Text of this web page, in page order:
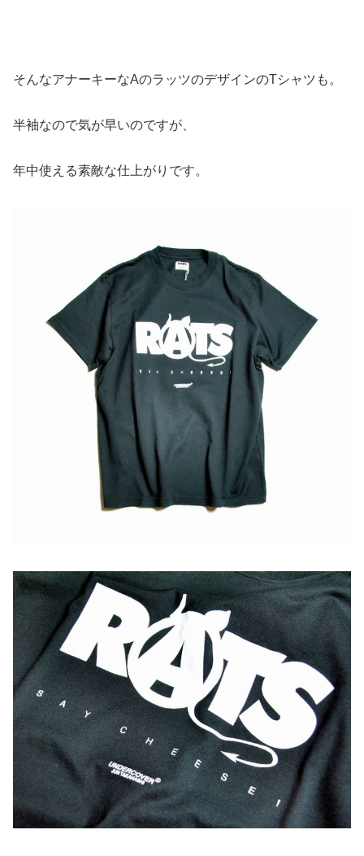
そんなアナーキーなAのラッツのデザインのTシャツも。
半袖なので気が早いのですが、
年中使える素敵な仕上がりです。